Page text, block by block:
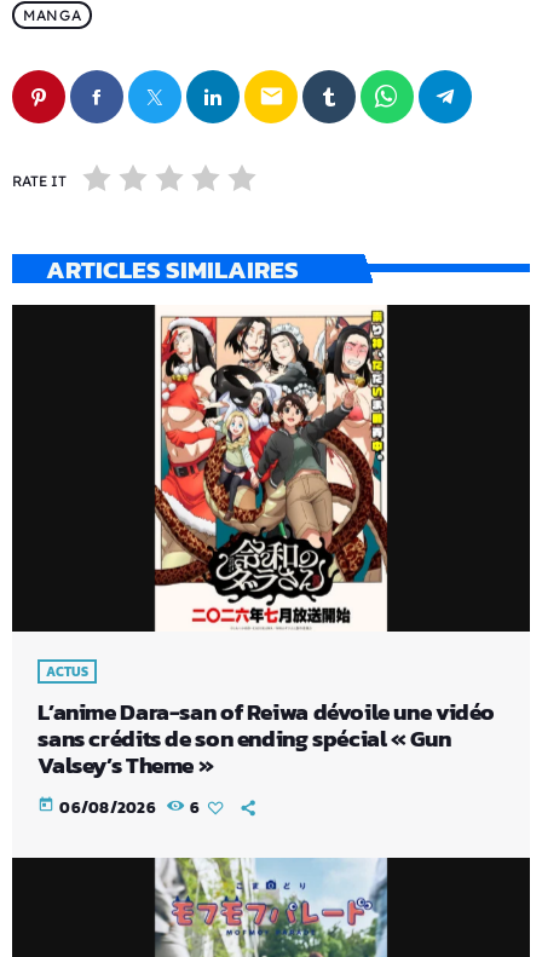
MANGA
email
RATE IT
ARTICLES SIMILAIRES
ACTUS
L’anime Dara-san of Reiwa dévoile une vidéo
sans crédits de son ending spécial « Gun
Valsey’s Theme »
today 06/08/2026 6